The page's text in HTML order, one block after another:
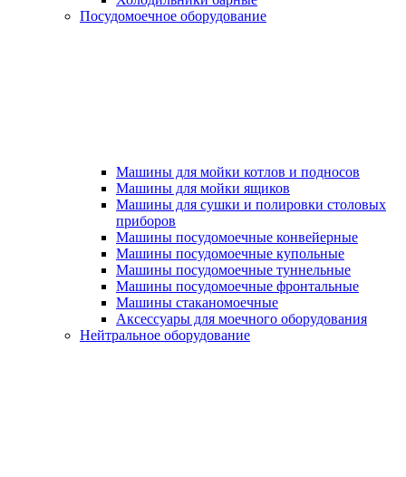
Посудомоечное оборудование
Машины для мойки котлов и подносов
Машины для мойки ящиков
Машины для сушки и полировки столовых
приборов
Машины посудомоечные конвейерные
Машины посудомоечные купольные
Машины посудомоечные туннельные
Машины посудомоечные фронтальные
Машины стаканомоечные
Аксессуары для моечного оборудования
Нейтральное оборудование